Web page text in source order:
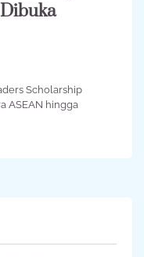
Scholarship
ASEAN hingga